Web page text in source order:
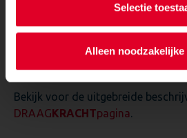
Selectie
Alleen
Bekijk voor de uitgebreide
DRAAGKRACHTpagina.